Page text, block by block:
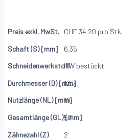
CHF34.20 pro Stk.
6.35
HW bestückt
12.7
19
57
2